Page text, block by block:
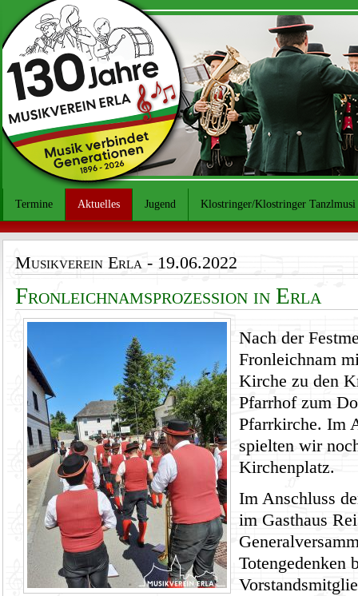
Termine Aktuelles Jugend Klostringer/Klostringer Tanzlmusi
Musikverein Erla- 19.06.2022
Fronleichnamsprozession in Erla
Nach der
Fronleichnam
Kirche zu den
Pfarrhof zum
Pfarrkirche. Im
spielten wir
Kirchenplatz.
Im Anschluss
im Gasthaus
Totengedenken